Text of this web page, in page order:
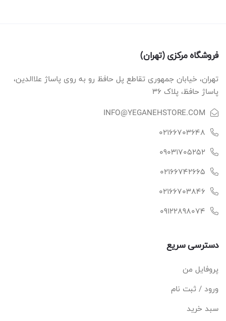
فروشگاه مرکزی (تهران)
تهران، خیابان جمهوری تقاطع پل حافظ رو به روی پاساژ علاالدین،
پاساژ حافظ، پلاک ۳۶
INFO@YEGANEHSTORE.COM
02166703648
09031705252
02166742665
02166703846
09122898074
دسترسی سریع
پروفایل من
ورود / ثبت نام
سبد خرید